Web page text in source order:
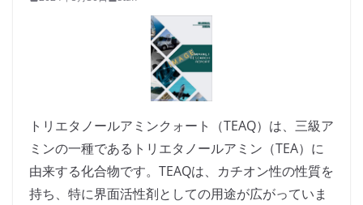
トリエタノールアミンクォート（TEAQ）は、三級ア
ミンの一種であるトリエタノールアミン（TEA）に
由来する化合物です。TEAQは、カチオン性の性質を
持ち、特に界面活性剤としての用途が広がっていま